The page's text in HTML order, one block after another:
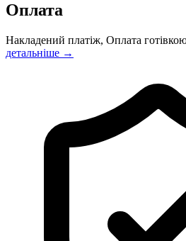
Оплата
Накладений платіж, Оплата
детальніше →